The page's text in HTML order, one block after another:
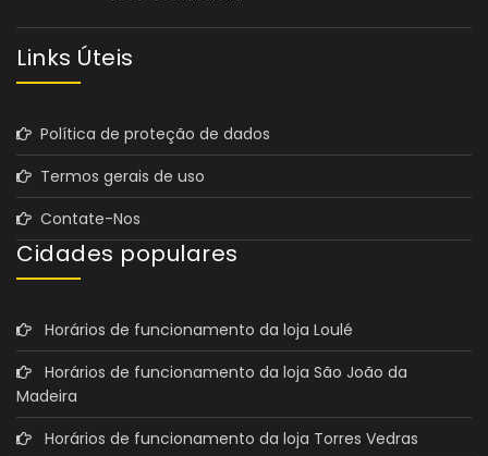
Links Úteis
Política de proteção de dados
Termos gerais de uso
Contate-Nos
Cidades populares
Horários de funcionamento da loja Loulé
Horários de funcionamento da loja São João da
Madeira
Horários de funcionamento da loja Torres Vedras